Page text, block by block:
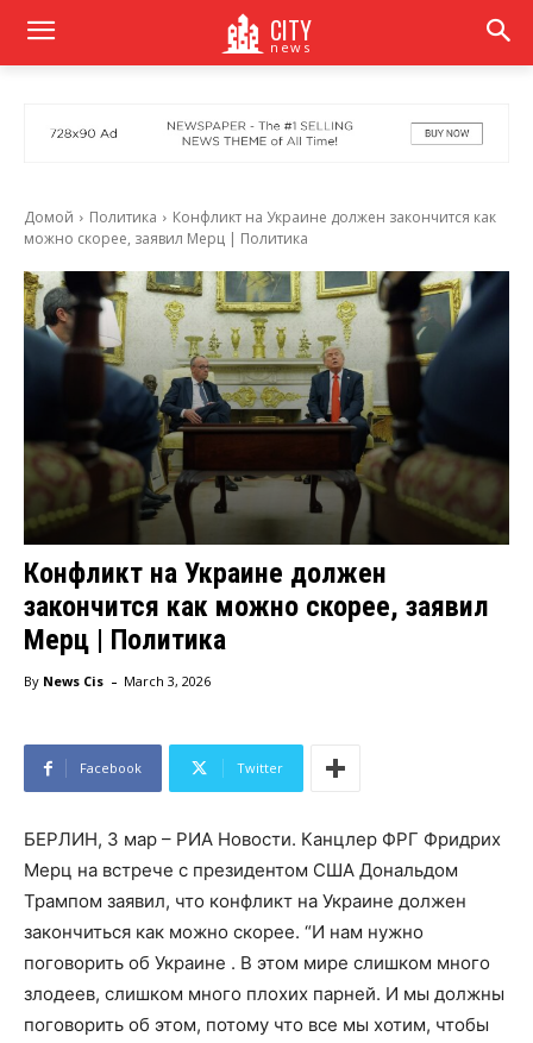
CITY
news
Домой Политика
Конфликт на Украине должен закончится как
можно скорее, заявил Мерц | Политика
Конфликт на Украине должен
закончится как можно скорее, заявил
Мерц | Политика
By News Cis - March 3, 2026
Facebook Twitter
БЕРЛИН, 3 мар – РИА Новости. Канцлер ФРГ Фридрих
Мерц на встрече с президентом США Дональдом
Трампом заявил, что конфликт на Украине должен
закончиться как можно скорее. “И нам нужно
поговорить об Украине . В этом мире слишком много
злодеев, слишком много плохих парней. И мы должны
поговорить об этом, потому что все мы хотим, чтобы